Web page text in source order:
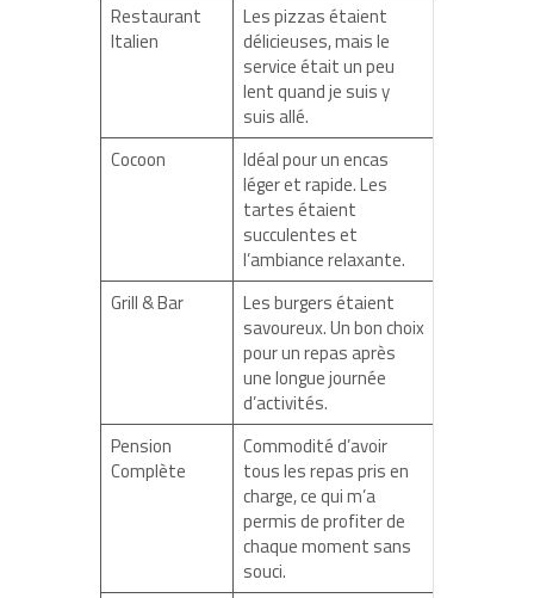
Restaurant
Italien
Les pizzas étaient
délicieuses, mais le
service était un peu
lent quand je suis y
suis allé.
Cocoon
Idéal pour un encas
léger et rapide. Les
tartes étaient
succulentes et
l’ambiance relaxante.
Grill & Bar
Les burgers étaient
savoureux. Un bon choix
pour un repas après
une longue journée
d’activités.
Pension
Complète
Commodité d’avoir
tous les repas pris en
charge, ce qui m’a
permis de profiter de
chaque moment sans
souci.